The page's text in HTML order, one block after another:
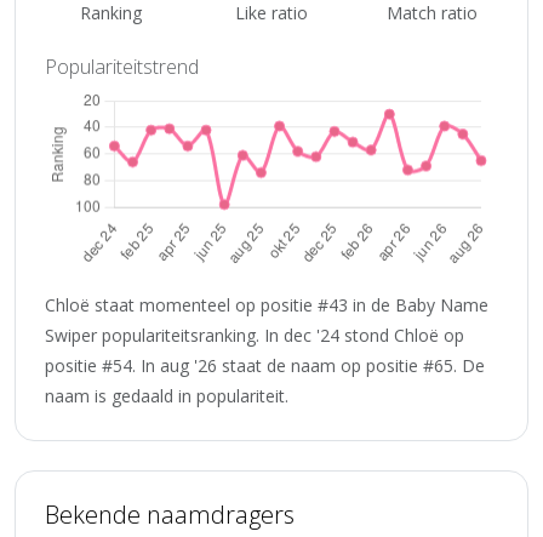
Ranking Like ratio Match ratio
Populariteitstrend
Chloë staat momenteel op positie #43 in de Baby Name
Swiper populariteitsranking. In dec '24 stond Chloë op
positie #54. In aug '26 staat de naam op positie #65. De
naam is gedaald in populariteit.
Bekende naamdragers